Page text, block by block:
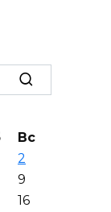
Вс
2
9
16